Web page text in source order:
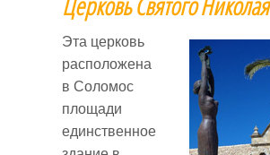
Церковь Святого Николая
Эта церковь
расположена
в Соломос
площади
единственное